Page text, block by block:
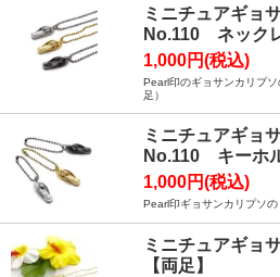
ミニチュアギョ
No.110 ネック
1,000円(税込)
Pearl印のギョサンカリプ
足）
ミニチュアギョ
No.110 キーホ
1,000円(税込)
Pearl印ギョサンカリプソ
ミニチュアギョ
【両足】